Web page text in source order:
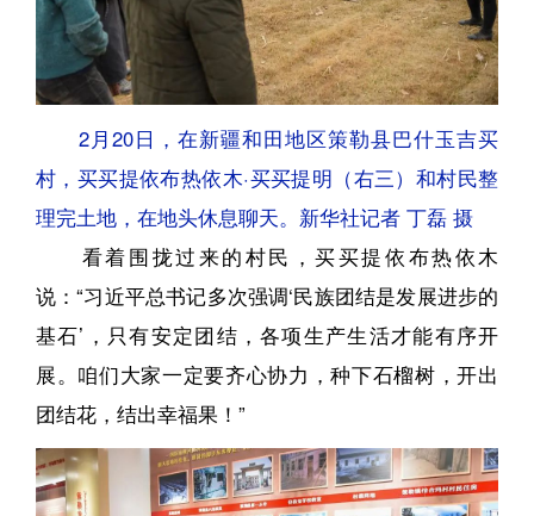
2月20日，在新疆和田地区策勒县巴什玉吉买
村，买买提依布热依木·买买提明（右三）和村民整
理完土地，在地头休息聊天。新华社记者 丁磊 摄
看着围拢过来的村民，买买提依布热依木
说：“习近平总书记多次强调‘民族团结是发展进步的
基石’，只有安定团结，各项生产生活才能有序开
展。咱们大家一定要齐心协力，种下石榴树，开出
团结花，结出幸福果！”